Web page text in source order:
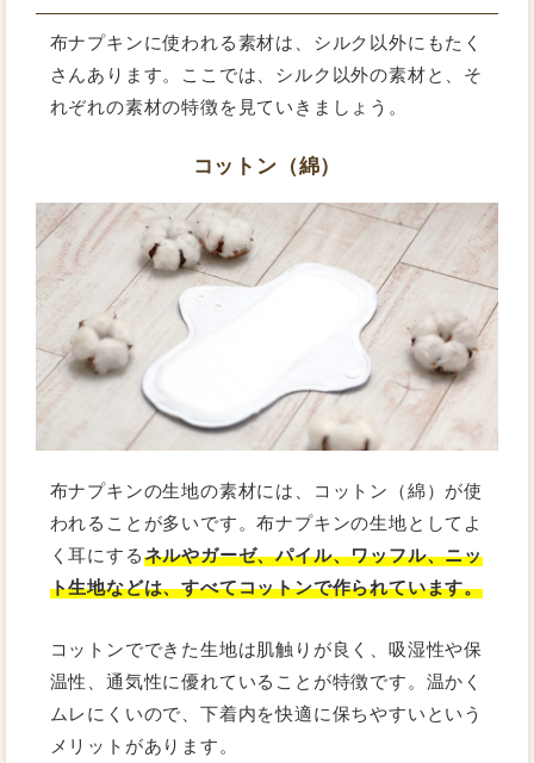
布ナプキンに使われる素材は、シルク以外にもたく
さんあります。ここでは、シルク以外の素材と、そ
れぞれの素材の特徴を見ていきましょう。
コットン（綿）
布ナプキンの生地の素材には、コットン（綿）が使
われることが多いです。布ナプキンの生地としてよ
く耳にするネルやガーゼ、パイル、ワッフル、ニッ
ト生地などは、すべてコットンで作られています。
コットンでできた生地は肌触りが良く、吸湿性や保
温性、通気性に優れていることが特徴です。温かく
ムレにくいので、下着内を快適に保ちやすいという
メリットがあります。